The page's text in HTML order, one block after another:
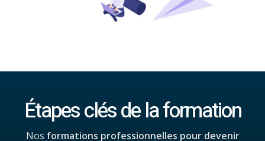
Étapes clés de la formation
Nos formations professionnelles pour devenir